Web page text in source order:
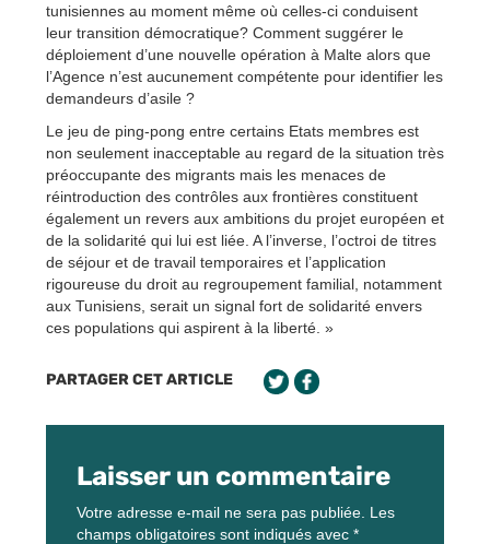
tunisiennes au moment même où celles-ci conduisent
leur transition démocratique? Comment suggérer le
déploiement d’une nouvelle opération à Malte alors que
l’Agence n’est aucunement compétente pour identifier les
demandeurs d’asile ?
Le jeu de ping-pong entre certains Etats membres est
non seulement inacceptable au regard de la situation très
préoccupante des migrants mais les menaces de
réintroduction des contrôles aux frontières constituent
également un revers aux ambitions du projet européen et
de la solidarité qui lui est liée. A l’inverse, l’octroi de titres
de séjour et de travail temporaires et l’application
rigoureuse du droit au regroupement familial, notamment
aux Tunisiens, serait un signal fort de solidarité envers
ces populations qui aspirent à la liberté. »
PARTAGER CET ARTICLE
Laisser un commentaire
Votre adresse e-mail ne sera pas publiée. Les
champs obligatoires sont indiqués avec *